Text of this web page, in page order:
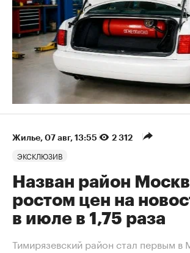
Жилье 07 авг, 13:55 2 312
ЭКСКЛЮЗИВ
Назван район
ростом цен на
в июле в 1,75 раза
Тимирязевский район стал первым в